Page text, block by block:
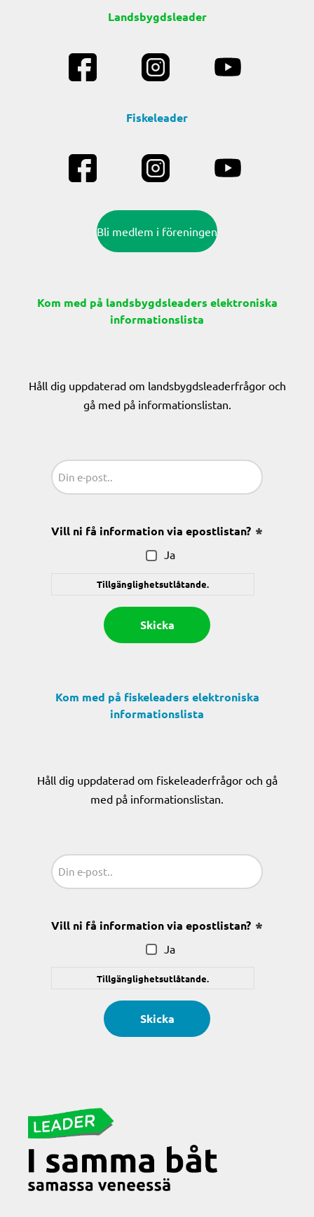
Landsbygdsleader
Fiskeleader
Bli medlem i föreningen
Kom med på landsbygdsleaders elektroniska
informationslista
Håll dig uppdaterad om landsbygdsleaderfrågor och
gå med på informationslistan.
Vill ni få information via epostlistan?
Ja
Tillgänglighetsutlåtande.
Kom med på fiskeleaders elektroniska
informationslista
Håll dig uppdaterad om fiskeleaderfrågor och gå
med på informationslistan.
Sähköposti
Vill ni få information via epostlistan?
Ja
Tillgänglighetsutlåtande.